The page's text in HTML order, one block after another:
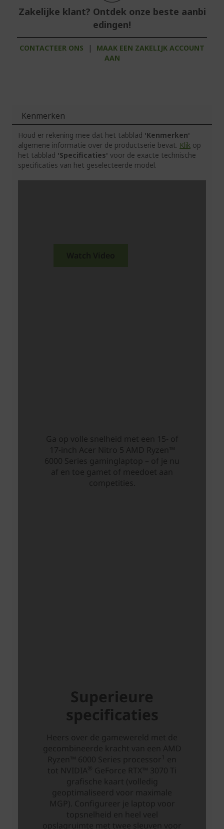
Zakelijke klant? Ontdek onze beste aanbi
edingen!
CONTACTEER ONS |
MAAK EEN ZAKELIJK ACCOUNT
AAN
Kenmerken
Houd er rekening mee dat het tabblad 'Kenmerken'
algemene informatie over de productserie bevat. Klik op
het tabblad 'Specificaties' voor de exacte technische
specificaties van het geselecteerde model.